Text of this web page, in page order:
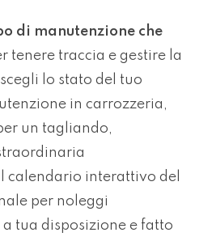
di manutenzione che
tenere traccia e gestire la
lo stato del tuo
in carrozzeria,
un tagliando,
calendario interattivo del
per noleggi
a tua disposizione e fatto